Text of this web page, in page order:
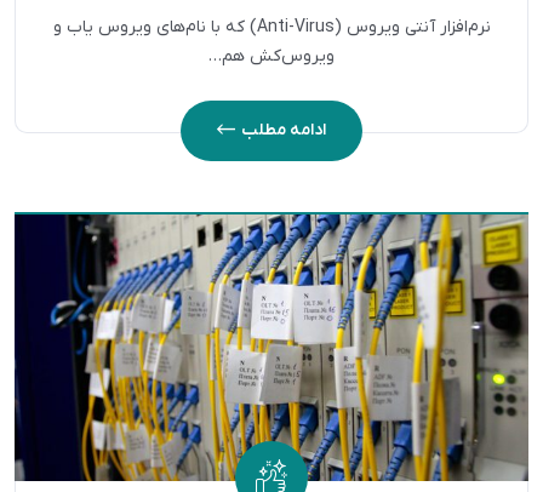
نرم‌افزار آنتی ویروس (Anti-Virus) که با نام‌های ویروس‌ یاب و
ویروس‌کش هم…
ادامه مطلب